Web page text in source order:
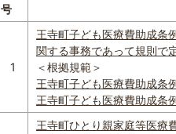
号
1
王寺町子ども医療費助成条
関する事務であって規則で
＜根拠規範＞
王寺町子ども医療費助成条
王寺町子ども医療費助成条
王寺町ひとり親家庭等医療